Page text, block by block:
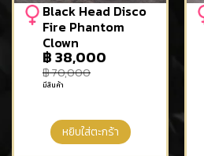
Black Head Disco
Fire Phantom
Clown
฿70,000
฿38,000
มีสินค้า
หยิบใส่ตะกร้า